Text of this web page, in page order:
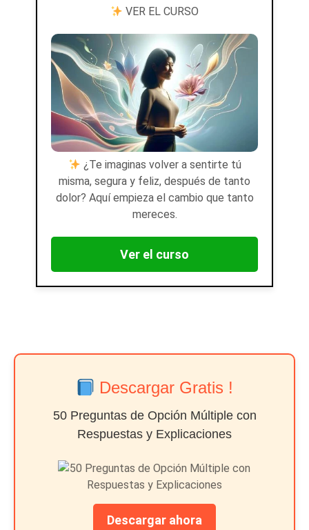
VER EL CURSO
¿Te imaginas volver a sentirte tú
misma, segura y feliz, después de tanto
dolor? Aquí empieza el cambio que tanto
mereces.
Ver el curso
Descargar Gratis !
50 Preguntas de Opción Múltiple con
Respuestas y Explicaciones
Descargar ahora